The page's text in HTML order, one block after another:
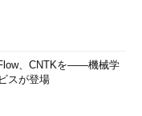
、CNTKを――機械学
スが登場